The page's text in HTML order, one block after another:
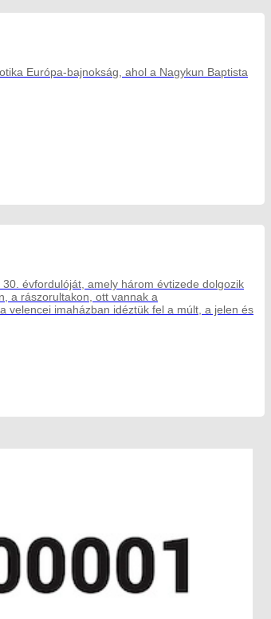
Európa-bajnokság, ahol a Nagykun Baptista
évfordulóját, amely három évtizede dolgozik
a rászorultakon, ott vannak a
velencei imaházban idéztük fel a múlt, a jelen és